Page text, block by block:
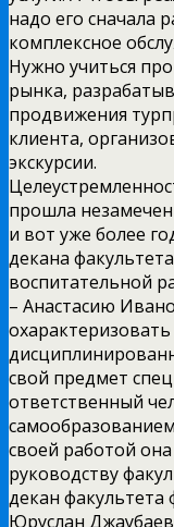
надо его сначала
комплексное
Нужно учиться
рынка,
продвижения
клиента,
экскурсии.
прошла
и вот уже более
декана
воспитательной
– Анастасию
свой предмет
ответственный
своей работой
руководству
декан факультета
Юруслан